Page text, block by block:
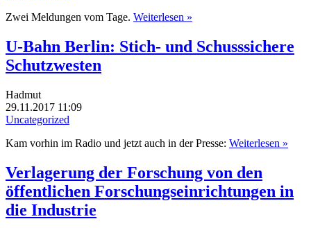
Zwei Meldungen vom Tage. Weiterlesen »
U-Bahn Berlin: Stich- und Schusssichere
Schutzwesten
Hadmut
29.11.2017 11:09
Uncategorized
Kam vorhin im Radio und jetzt auch in der Presse: Weiterlesen »
Verlagerung der Forschung von den
öffentlichen Forschungseinrichtungen in
die Industrie